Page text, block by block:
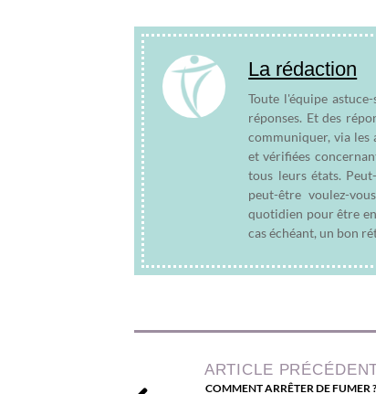
La rédaction
Toute l'équipe
réponses. Et des
communiquer, via
et vérifiées
tous leurs états.
peut-être voulez-
quotidien pour être
cas échéant, un bon
ARTICLE
COMMENT ARRÊTER DE FUMER ?